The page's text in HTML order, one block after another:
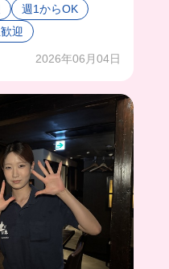
だからマニュアルも
えてくれて安心すぎ
バ友も出来ちゃうか
週1からOK
迎
2026年06月04日